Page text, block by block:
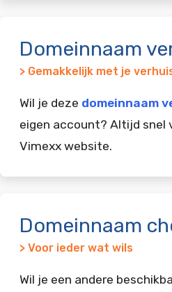
Domeinnaam
> Gemakkelijk met je
Wil je deze domeinnaam
eigen account? Altijd snel
Vimexx website.
Domeinnaam
> Voor ieder wat wils
Wil je een andere